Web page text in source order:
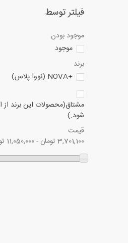
فیلتر توسط
موجود بودن
موجود
برند
+NOVA (نووا پلاس)
مشتاق(محصولات این برند از
شود.)
قیمت
3,701,100 تومان - 11,050,000 تومان